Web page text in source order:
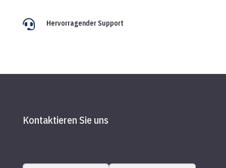
 Hervorragender Support
Kontaktieren Sie uns